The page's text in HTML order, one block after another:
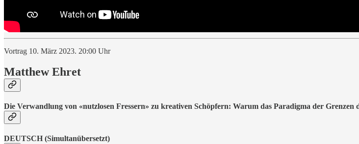
Vortrag 10. März 2023. 20:00 Uhr
Matthew Ehret
Die Verwandlung von «nutzlosen Fressern» zu kreativen Schöpfern: Warum das Paradigma der Grenzen
DEUTSCH (Simultanübersetzt)